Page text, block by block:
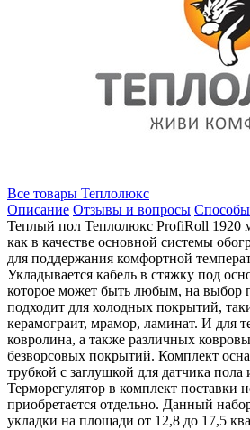
Все товары Теплолюкс
Описание Отзывы и вопросы Способы
Теплый пол Теплолюкс ProfiRoll 1920
как в качестве основной системы
для поддержания комфортной
Укладывается кабель в стяжку под
которое может быть любым, на выбор
подходит для холодных покрытий,
керамограит, мрамор, ламинат. И для
ковролина, а также различных
безворсовых покрытий. Комплект
трубкой с заглушкой для датчика
Терморегулятор в комплект поставки
приобретается отдельно. Данный
укладки на площади от 12,8 до 17,5